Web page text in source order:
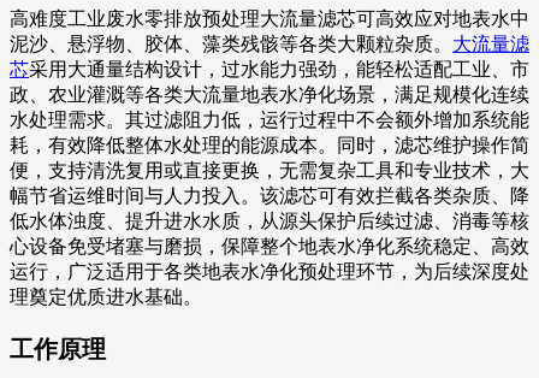
高难度工业废水零排放预处理大流量滤芯可高效应对地表水中
泥沙、悬浮物、胶体、藻类残骸等各类大颗粒杂质。 大流量滤
芯采用大通量结构设计，过水能力强劲，能轻松适配工业、市
政、农业灌溉等各类大流量地表水净化场景，满足规模化连续
水处理需求。其过滤阻力低，运行过程中不会额外增加系统能
耗，有效降低整体水处理的能源成本。同时，滤芯维护操作简
便，支持清洗复用或直接更换，无需复杂工具和专业技术，大
幅节省运维时间与人力投入。该滤芯可有效拦截各类杂质、降
低水体浊度、提升进水水质，从源头保护后续过滤、消毒等核
心设备免受堵塞与磨损，保障整个地表水净化系统稳定、高效
运行，广泛适用于各类地表水净化预处理环节，为后续深度处
理奠定优质进水基础。
工作原理